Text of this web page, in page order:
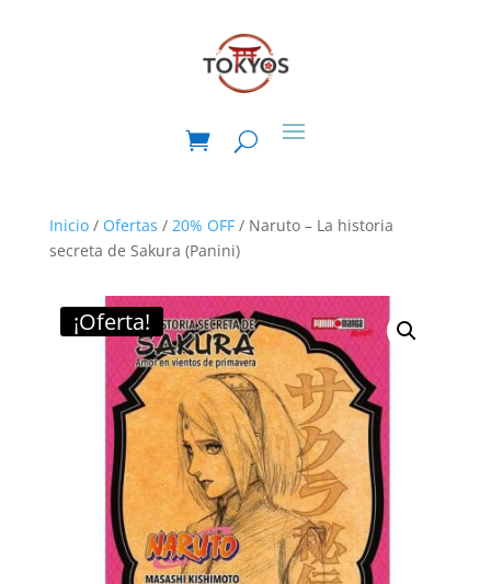
Inicio/ Ofertas / 20% OFF/ Naruto – La historia
secreta de Sakura (Panini)
¡Oferta!